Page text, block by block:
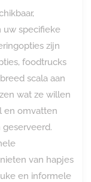
uw specifieke
zijn
foodtrucks
scala aan
wat ze willen
en omvatten
van hapjes
en informele